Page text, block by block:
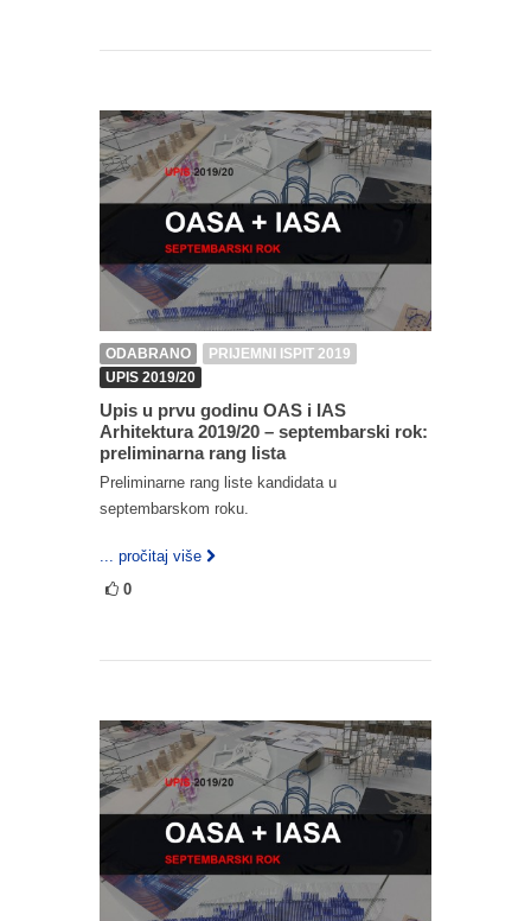
ODABRANO
PRIJEMNI ISPIT 2019
UPIS 2019/20
Upis u prvu godinu OAS i IAS
Arhitektura 2019/20 – septembarski rok:
preliminarna rang lista
Preliminarne rang liste kandidata u
septembarskom roku.
... pročitaj više
0